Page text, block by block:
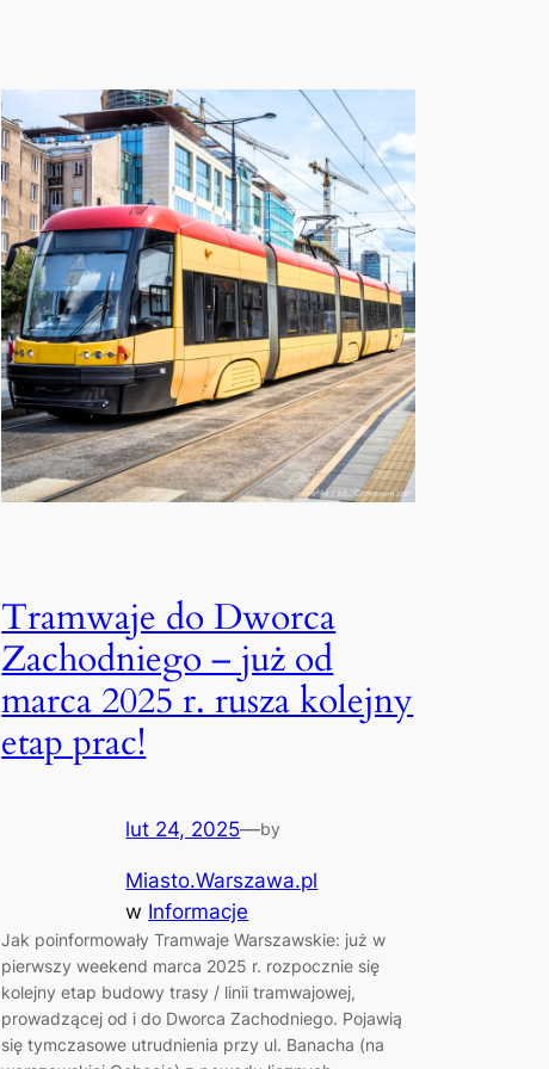
Tramwaje do Dworca
Zachodniego – już od
marca 2025 r. rusza kolejny
etap prac!
lut 24, 2025—by
Miasto.Warszawa.pl
w Informacje
Jak poinformowały Tramwaje Warszawskie: już w
pierwszy weekend marca 2025 r. rozpocznie się
kolejny etap budowy trasy / linii tramwajowej,
prowadzącej od i do Dworca Zachodniego. Pojawią
się tymczasowe utrudnienia przy ul. Banacha (na